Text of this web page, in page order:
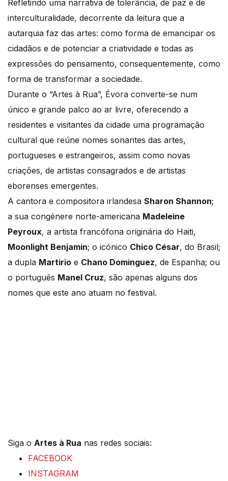
Refletindo uma narrativa de tolerância, de paz e de
interculturalidade, decorrente da leitura que a
autarquia faz das artes: como forma de emancipar os
cidadãos e de potenciar a criatividade e todas as
expressões do pensamento, consequentemente, como
forma de transformar a sociedade.
Durante o “Artes à Rua”, Évora converte-se num
único e grande palco ao ar livre, oferecendo a
residentes e visitantes da cidade uma programação
cultural que reúne nomes sonantes das artes,
portugueses e estrangeiros, assim como novas
criações, de artistas consagrados e de artistas
eborenses emergentes.
A cantora e compositora irlandesa Sharon Shannon;
a sua congénere norte-americana Madeleine
Peyroux, a artista francófona originária do Haiti,
Moonlight Benjamin; o icónico Chico César, do Brasil;
a dupla Martirio e Chano Dominguez, de Espanha; ou
o português Manel Cruz, são apenas alguns dos
nomes que este ano atuam no festival.
Siga o Artes à Rua nas redes sociais:
FACEBOOK
INSTAGRAM